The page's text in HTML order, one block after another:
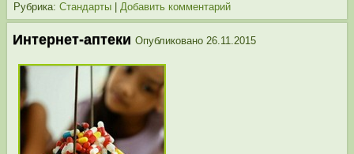
Рубрика: Стандарты |Добавить комментарий
Интернет-аптеки Опубликовано 26.11.2015